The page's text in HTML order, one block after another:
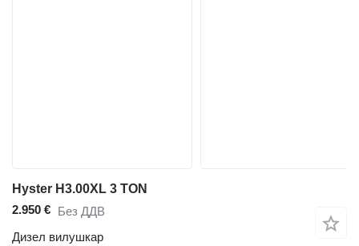
Hyster H3.00XL 3 TON
2.950 € Без ДДВ
Дизел вилушкар